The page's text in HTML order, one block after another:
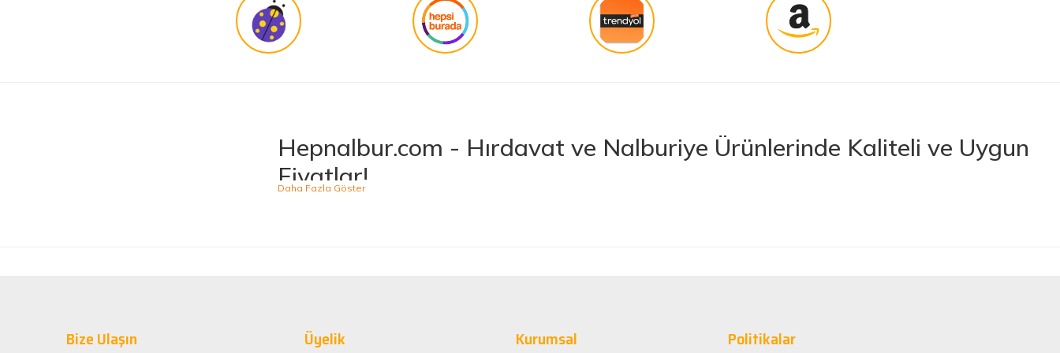
Hepnalbur.com - Hırdavat ve Nalburiye Ürünlerinde Kaliteli ve Uygun
Fiyatlar!
alışveriş deneyiminizi sorunsuz hale getirmek için çaba sarf ediyoruz. Ürün yelpazemizde bulunan tüm ürünler, güvenilir ve tanınmış markaların ürünleri olup uzun
ömürlü kullanım sağlayacak şekilde tasarlanmıştır. Böylece uzun vadeli kullanım ve yüksek performans elde edebilirsiniz.
Bize Ulaşın Üyelik Kurumsal Politikalar